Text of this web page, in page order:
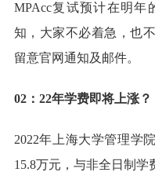
MPAcc复试预计在明年
知，大家不必着急，也
留意官网通知及邮件。
02：22年学费即将上涨？
2022年上海大学管理学
15.8万元，与非全日制